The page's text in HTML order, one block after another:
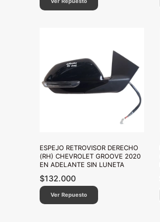
ESPEJO RETROVISOR DERECHO
(RH) CHEVROLET GROOVE 2020
EN ADELANTE SIN LUNETA
$132.000
Ver Repuesto